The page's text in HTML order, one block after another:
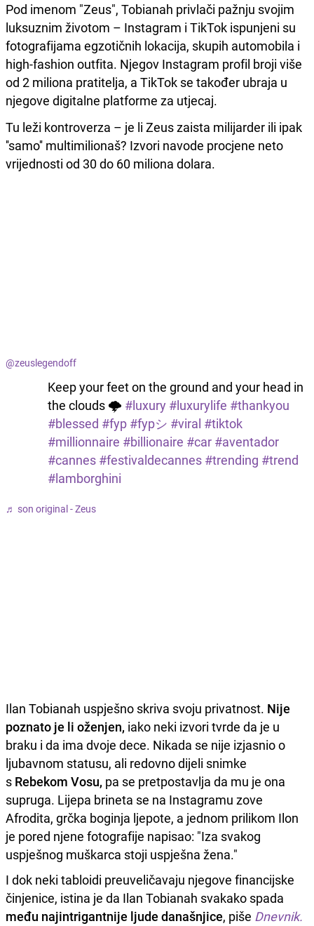
Pod imenom "Zeus", Tobianah privlači pažnju svojim
luksuznim životom – Instagram i TikTok ispunjeni su
fotografijama egzotičnih lokacija, skupih automobila i
high‑fashion outfita. Njegov Instagram profil broji više
od 2 miliona pratitelja, a TikTok se također ubraja u
njegove digitalne platforme za utjecaj.
Tu leži kontroverza – je li Zeus zaista milijarder ili ipak
''samo'' multimilionaš? Izvori navode procjene neto
vrijednosti od 30 do 60 miliona dolara.
@zeuslegendoff
Keep your feet on the ground and your head in
the clouds 🌩️ #luxury #luxurylife #thankyou
#blessed #fyp #fypシ #viral #tiktok
#millionnaire #billionaire #car #aventador
#cannes #festivaldecannes #trending #trend
#lamborghini
♬ son original - Zeus
Ilan Tobianah uspješno skriva svoju privatnost. Nije
poznato je li oženjen, iako neki izvori tvrde da je u
braku i da ima dvoje dece. Nikada se nije izjasnio o
ljubavnom statusu, ali redovno dijeli snimke
s Rebekom Vosu, pa se pretpostavlja da mu je ona
supruga. Lijepa brineta se na Instagramu zove
Afrodita, grčka boginja ljepote, a jednom prilikom Ilon
je pored njene fotografije napisao: "Iza svakog
uspješnog muškarca stoji uspješna žena."
I dok neki tabloidi preuveličavaju njegove financijske
činjenice, istina je da Ilan Tobianah svakako spada
među najintrigantnije ljude današnjice, piše Dnevnik.